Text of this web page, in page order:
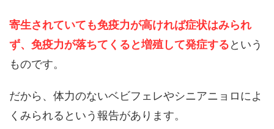
寄生されていても免疫力が高ければ症状はみられ
ず、免疫力が落ちてくると増殖して発症するという
ものです。
だから、体力のないベビフェレやシニアニョロによ
くみられるという報告があります。